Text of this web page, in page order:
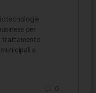
per
trattamento
e
0